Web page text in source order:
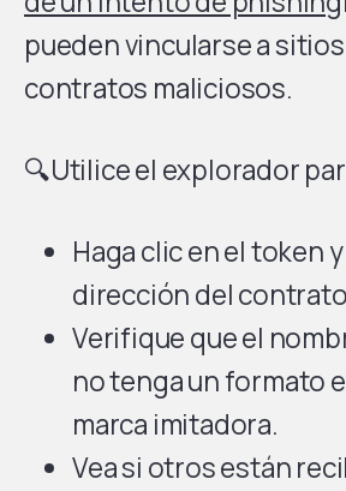
pueden vincularse a
contratos maliciosos.
🔍Utilice el explorador
Haga clic en el token
dirección del
Verifique que el
no tenga un formato
marca imitadora.
Vea si otros están